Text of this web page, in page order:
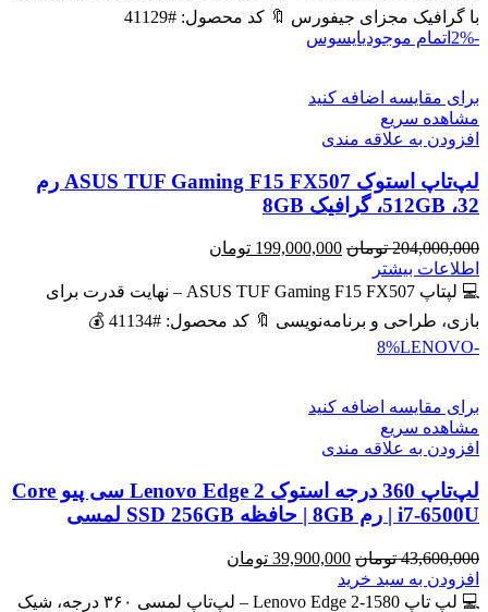
با گرافیک مجزای جیفورس 🔖 کد محصول: #41129
-2%
اتمام موجودیایسوس
برای مقایسه اضافه کنید
مشاهده سریع
افزودن به علاقه مندی
لپ‌تاپ استوک ASUS TUF Gaming F15 FX507 رم
32، 512GB، گرافیک 8GB
204,000,000 تومان قیمت
204,000,000 تومان
199,000,000 تومان
199,000,000 تومان
است.
اطلاعات بیشتر
💻 لپتاپ ASUS TUF Gaming F15 FX507 – نهایت قدرت برای
بازی، طراحی و برنامه‌نویسی 🔖 کد محصول: #41134 💰
-8%
LENOVO
برای مقایسه اضافه کنید
مشاهده سریع
افزودن به علاقه مندی
لپ‌تاپ 360 درجه استوک Lenovo Edge 2 سی پیو Core
i7-6500U | رم 8GB | حافظه SSD 256GB لمسی
43,600,000 تومان قیمت
اصلی
43,600,000 تومان
39,900,000 تومان
39,900,000 تومان
افزودن به سبد خرید
💻 لپ تاپ Lenovo Edge 2-1580 – لپ‌تاپ لمسی ۳۶۰ درجه، شیک